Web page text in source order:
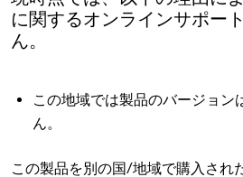
に関するオンラインサポー
ん。
この地域では製品のバージョン
ん。
この製品を別の国/地域で購入され